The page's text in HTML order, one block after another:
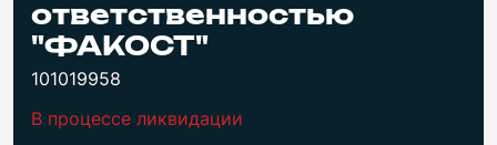
ответственностью
"ФАКОСТ"
101019958
В процессе ликвидации